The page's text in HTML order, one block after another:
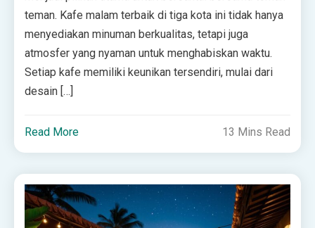
teman. Kafe malam terbaik di tiga kota ini tidak hanya
menyediakan minuman berkualitas, tetapi juga
atmosfer yang nyaman untuk menghabiskan waktu.
Setiap kafe memiliki keunikan tersendiri, mulai dari
desain […]
Read More 13 Mins Read